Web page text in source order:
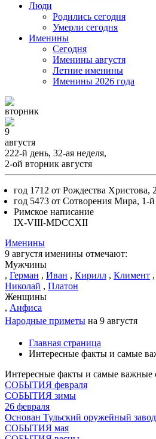
Люди
Родились сегодня
Умерли сегодня
Именины
Cегодня
Именины августя
Летние именины
Именины 2026 года
вторник
9
августя
222-й день, 32-ая неделя,
2-ой вторник августя
год 1712 от Рождества
год 5473 от Сотворения Мира, 1-
Римское написание
IX-VIII-MDCCXII
Именины
9 августя именины отмечают:
Мужчины
, Герман , Иван , Кирилл , Климент ,
Николай , Платон
Женщины
, Анфиса
Народные приметы на 9 августя
Главная страница
Интересные факты и cамые
Интересные факты и cамые важные
СОБЫТИЯ февраля
СОБЫТИЯ зимы
26 февраля
Основан Тульский оружейный завод
СОБЫТИЯ мая